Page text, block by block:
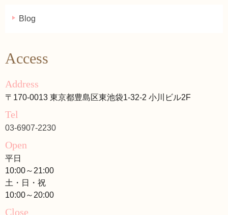
Blog
Access
Address
〒170-0013 東京都豊島区東池袋1-32-2 小川ビル2F
Tel
03-6907-2230
Open
平日
10:00～21:00
土・日・祝
10:00～20:00
Close